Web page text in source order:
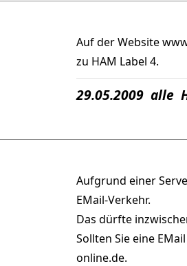
Auf der Website
zu HAM Label 4.
29.05.2009 alle
Aufgrund einer
EMail-Verkehr.
Das dürfte
Sollten Sie eine
online.de.